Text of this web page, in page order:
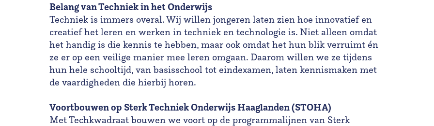
Belang van Techniek in het Onderwijs
Techniek is immers overal. Wij willen jongeren laten zien hoe innovatief en
creatief het leren en werken in techniek en technologie is. Niet alleen omdat
het handig is die kennis te hebben, maar ook omdat het hun blik verruimt én
ze er op een veilige manier mee leren omgaan. Daarom willen we ze tijdens
hun hele schooltijd, van basisschool tot eindexamen, laten kennismaken met
de vaardigheden die hierbij horen.
Voortbouwen op Sterk Techniek Onderwijs Haaglanden (STOHA)
Met Techkwadraat bouwen we voort op de programmalijnen van Sterk